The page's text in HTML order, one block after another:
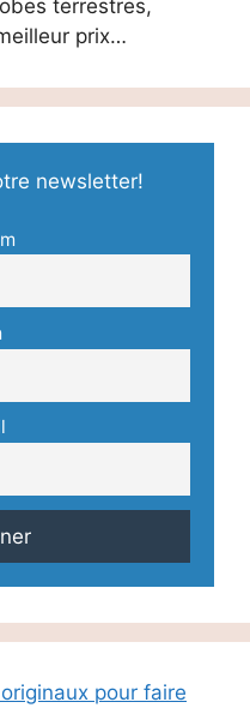
terrestres,
prix…
newsletter!
pour faire